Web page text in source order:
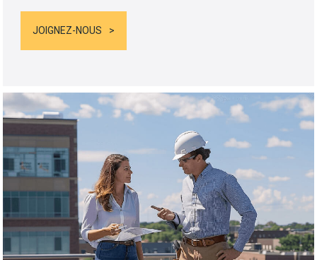
JOIGNEZ-NOUS